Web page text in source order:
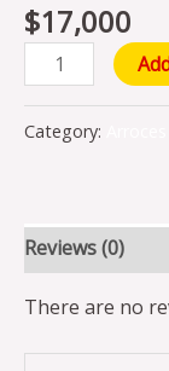
$17,000
Category:
Reviews (0)
There are no